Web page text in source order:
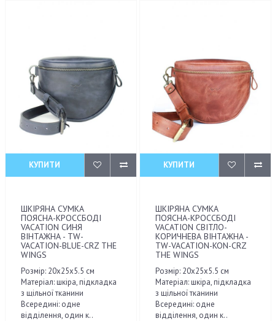
КУПИТИ
ШКІРЯНА СУМКА
ПОЯСНА-КРОССБОДІ
VACATION СИНЯ
ВІНТАЖНА - TW-
VACATION-BLUE-CRZ THE
WINGS
Розмір: 20х25х5.5 см
Матеріал: шкіра, підкладка
з щільної тканини
Всередині: одне
відділення, один к..
КУПИТИ
ШКІРЯНА СУМКА
ПОЯСНА-КРОССБОДІ
VACATION СВІТЛО-
КОРИЧНЕВА ВІНТАЖНА -
TW-VACATION-KON-CRZ
THE WINGS
Розмір: 20х25х5.5 см
Матеріал: шкіра, підкладка
з щільної тканини
Всередині: одне
відділення, один к..